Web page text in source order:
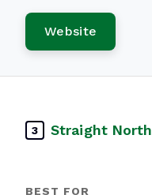
Website
3 Straight North